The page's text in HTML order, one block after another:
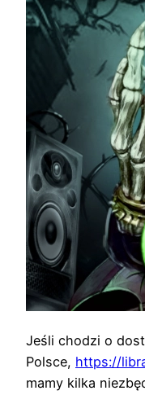
Jeśli chodzi o
Polsce, https://
mamy kilka